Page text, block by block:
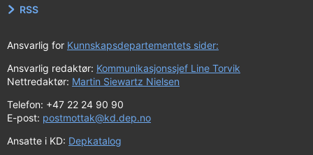
RSS
Ansvarlig for Kunnskapsdepartementets sider:
Ansvarlig redaktør: Kommunikasjonssjef Line Torvik
Nettredaktør: Martin Siewartz Nielsen
Telefon: +47 22 24 90 90
E-post: postmottak@kd.dep.no
Ansatte i KD: Depkatalog